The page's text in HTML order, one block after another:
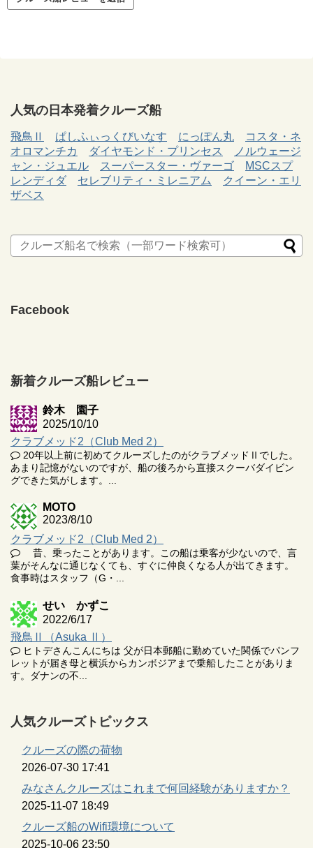
人気の日本発着クルーズ船
飛鳥Ⅱ ぱしふぃっくびいなす にっぽん丸
コスタ・ネ
オロマンチカ
ダイヤモンド・プリンセス
ノルウェージ
ャン・ジュエル
スーパースター・ヴァーゴ
MSCスプ
レンディダ
セレブリティ・ミレニアム
クイーン・エリ
ザベス
Facebook
新着クルーズ船レビュー
鈴木 園子
2025/10/10
クラブメッド2（Club Med 2）
20年以上前に初めてクルーズしたのがクラブメッドⅡでした。
あまり記憶がないのですが、船の後ろから直接スクーバダイビン
グできた気がします。...
MOTO
2023/8/10
クラブメッド2（Club Med 2）
昔、乗ったことがあります。この船は乗客が少ないので、言
葉がそんなに通じなくても、すぐに仲良くなる人が出てきます。
食事時はスタッフ（G・...
せい かずこ
2022/6/17
飛鳥Ⅱ（Asuka Ⅱ）
ヒトデさんこんにちは 父が日本郵船に勤めていた関係でパンフ
レットが届き母と横浜からカンボジアまで乗船したことがありま
す。ダナンの不...
人気クルーズトピックス
クルーズの際の荷物
2026-07-30 17:41
みなさんクルーズはこれまで何回経験がありますか？
2025-11-07 18:49
クルーズ船のWifi環境について
2025-10-06 23:50